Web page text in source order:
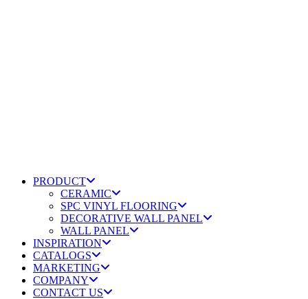
PRODUCT
CERAMIC
SPC VINYL FLOORING
DECORATIVE WALL PANEL
WALL PANEL
INSPIRATION
CATALOGS
MARKETING
COMPANY
CONTACT US